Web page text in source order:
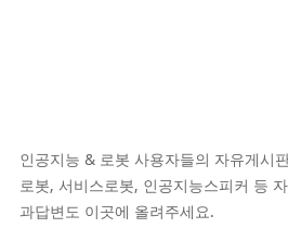
인공지능 & 로봇 사용자들의 자유게시
로봇, 서비스로봇, 인공지능스피커 등
과답변도 이곳에 올려주세요.